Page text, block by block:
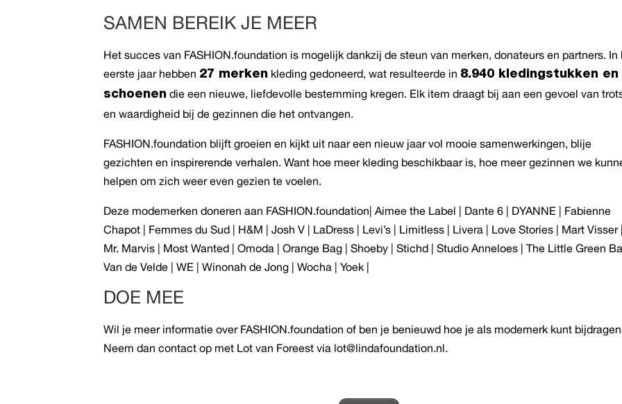
SAMEN BEREIK JE MEER
Het succes van FASHION.foundation is mogelijk dankzij de steun van merken, donateurs en partners. In
eerste jaar hebben 27 merken kleding gedoneerd, wat resulteerde in 8.940 kledingstukken en
schoenen die een nieuwe, liefdevolle bestemming kregen. Elk item draagt bij aan een gevoel van
en waardigheid bij de gezinnen die het ontvangen.
FASHION.foundation blijft groeien en kijkt uit naar een nieuw jaar vol mooie samenwerkingen, blije
gezichten en inspirerende verhalen. Want hoe meer kleding beschikbaar is, hoe meer gezinnen we
helpen om zich weer even gezien te voelen.
Deze modemerken doneren aan FASHION.foundation| Aimee the Label | Dante 6 | DYANNE | Fabienne
Chapot | Femmes du Sud | H&M | Josh V | LaDress | Levi’s | Limitless | Livera | Love Stories | Mart Visser
Mr. Marvis | Most Wanted | Omoda | Orange Bag | Shoeby | Stichd | Studio Anneloes | The Little Green
Van de Velde | WE | Winonah de Jong | Wocha | Yoek |
DOE MEE
Wil je meer informatie over FASHION.foundation of ben je benieuwd hoe je als modemerk kunt
Neem dan contact op met Lot van Foreest via lot@lindafoundation.nl.